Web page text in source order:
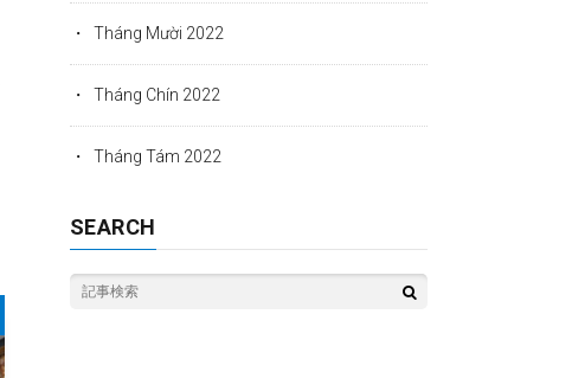
Tháng Mười 2022
Tháng Chín 2022
Tháng Tám 2022
SEARCH